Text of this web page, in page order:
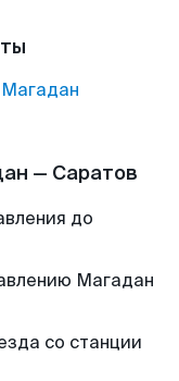
Магадан
— Саратов
до
Магадан
со станции